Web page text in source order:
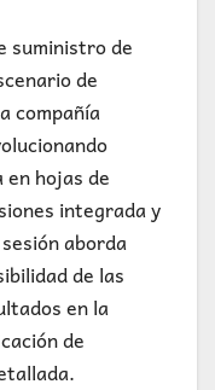
suministro de
de
compañía
en hojas de
integrada y
aborda
de las
en la
de